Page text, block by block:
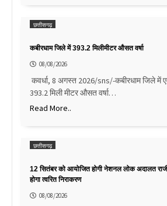
छत्तीसगढ़
कबीरधाम जिले में 393.2 मिलीमीटर औसत वर्षा
08/08/2026
कवर्धा, 8 अगस्त 2026/sns/-कबीरधाम जिले
393.2 मिली मीटर औसत वर्षा…
Read More..
छत्तीसगढ़
12 सितंबर को आयोजित होगी नेशनल लोक अदालत
होगा त्वरित निराकरण
08/08/2026